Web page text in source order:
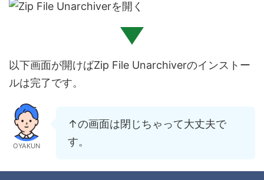
以下画面が開けばZip File Unarchiverのインストー
ルは完了です。
OYAKUN
↑の画面は閉じちゃって大丈夫で
す。